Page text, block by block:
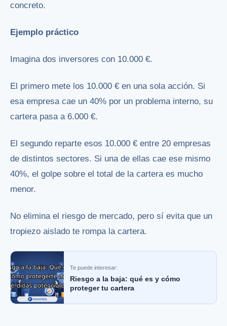
concreto.
Ejemplo práctico
Imagina dos inversores con 10.000 €.
El primero mete los 10.000 € en una sola acción. Si
esa empresa cae un 40% por un problema interno, su
cartera pasa a 6.000 €.
El segundo reparte esos 10.000 € entre 20 empresas
de distintos sectores. Si una de ellas cae ese mismo
40%, el golpe sobre el total de la cartera es mucho
menor.
No elimina el riesgo de mercado, pero sí evita que un
tropiezo aislado te rompa la cartera.
Te puede interesar:
Riesgo a la baja: qué es y cómo
proteger tu cartera